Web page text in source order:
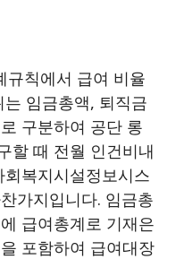
규칙에서 급여 비율
임금총액, 퇴직금
구분하여 공단 롱
할 때 전월 인건비내
복지시설정보시스
가지입니다. 임금총
급여총계로 기재은
포함하여 급여대장